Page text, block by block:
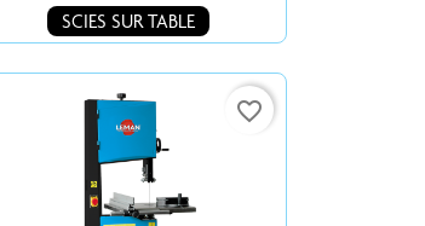
SCIES SUR TABLE
favorite_border